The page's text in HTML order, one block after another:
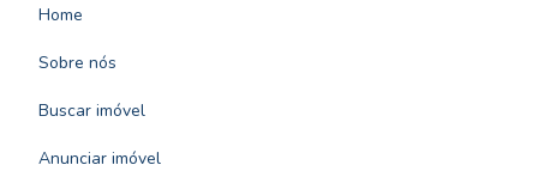
Home
Sobre nós
Buscar imóvel
Anunciar imóvel